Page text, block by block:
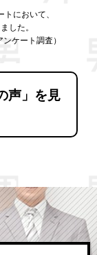
において、
した。
ケート調査）
声」を見